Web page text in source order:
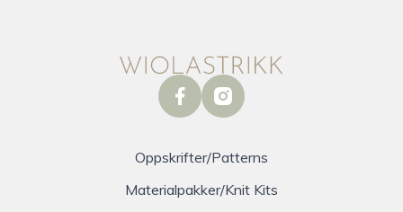
facebookinstagram
Oppskrifter/Patterns
Materialpakker/Knit Kits